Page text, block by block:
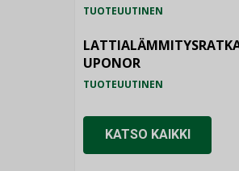
TUOTEUUTINEN
UPONOR
TUOTEUUTINEN
KATSO KAIKKI